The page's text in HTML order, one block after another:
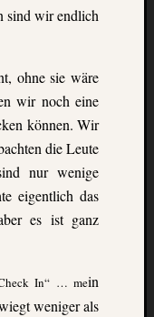
sind wir endlich
ohne sie wäre
wir noch eine
können. Wir
dieLeute
nur wenige
eigentlich das
es ist ganz
In“ … mein
weniger als